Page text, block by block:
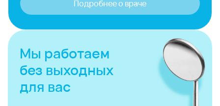
Подробнее о враче
Мы работаем
без выходных
для вас